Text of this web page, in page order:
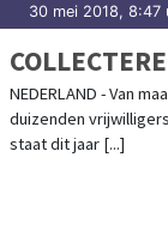
30 mei 2018, 8:47
NEDERLAND - Van
duizenden
staat dit jaar [...]